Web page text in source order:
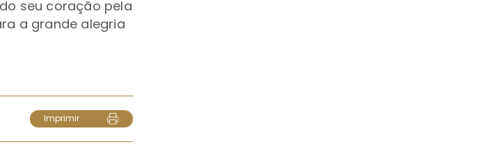
seu coração pela
a grande alegria
Imprimir